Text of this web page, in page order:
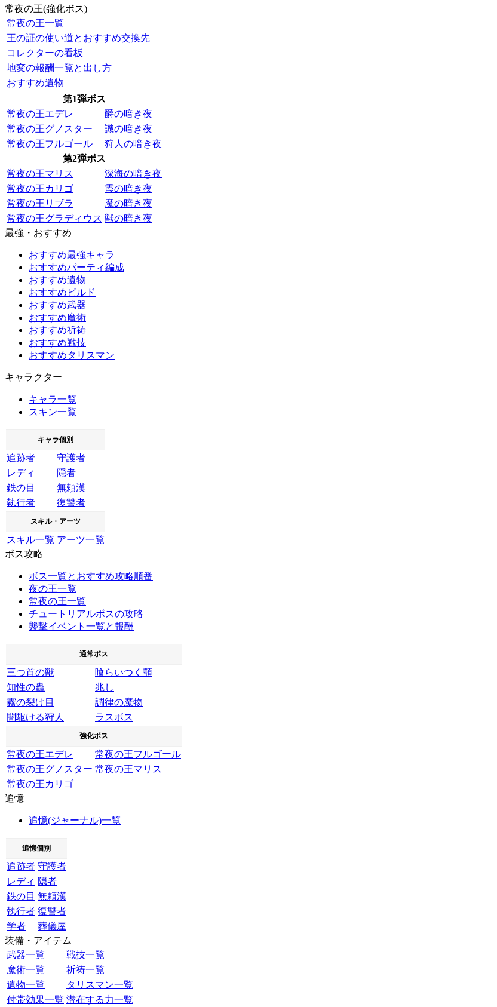
常夜の王(強化ボス)
常夜の王一覧
王の証の使い道とおすすめ交換先
コレクターの看板
地変の報酬一覧と出し方
おすすめ遺物
第1弾ボス
常夜の王エデレ
爵の暗き夜
常夜の王グノスター
識の暗き夜
常夜の王フルゴール
狩人の暗き夜
第2弾ボス
常夜の王マリス
深海の暗き夜
常夜の王カリゴ
霞の暗き夜
常夜の王リブラ
魔の暗き夜
常夜の王グラディウス 獣の暗き夜
最強・おすすめ
おすすめ最強キャラ
おすすめパーティ編成
おすすめ遺物
おすすめビルド
おすすめ武器
おすすめ魔術
おすすめ祈祷
おすすめ戦技
おすすめタリスマン
キャラクター
キャラ一覧
スキン一覧
キャラ個別
追跡者
守護者
レディ
隠者
鉄の目
無頼漢
執行者
復讐者
スキル・アーツ
スキル一覧 アーツ一覧
ボス攻略
ボス一覧とおすすめ攻略順番
夜の王一覧
常夜の王一覧
チュートリアルボスの攻略
襲撃イベント一覧と報酬
通常ボス
三つ首の獣
喰らいつく顎
知性の蟲
兆し
霧の裂け目
調律の魔物
闇駆ける狩人
ラスボス
強化ボス
常夜の王エデレ
常夜の王フルゴール
常夜の王グノスター 常夜の王マリス
常夜の王カリゴ
追憶
追憶(ジャーナル)一覧
追憶個別
追跡者 守護者
レディ 隠者
鉄の目 無頼漢
執行者 復讐者
学者
葬儀屋
装備・アイテム
武器一覧
戦技一覧
魔術一覧
祈祷一覧
遺物一覧
タリスマン一覧
付帯効果一覧 潜在する力一覧